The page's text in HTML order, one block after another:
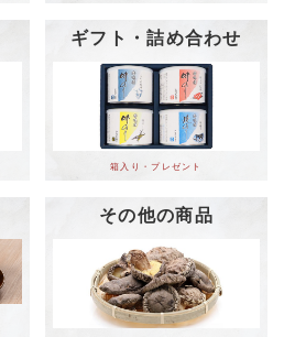
ギフト・詰め合わせ
箱入り・プレゼント
その他の商品